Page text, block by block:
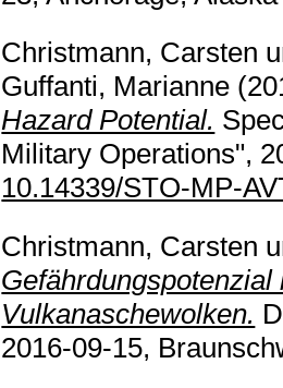
Christmann, Carsten
Guffanti, Marianne
Hazard Potential.
Military Operations",
10.14339/STO-MP-
Christmann, Carsten
Vulkanaschewolken.
2016-09-15,